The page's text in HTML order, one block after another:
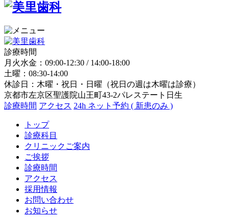
診療時間
月火水金：09:00-12:30 / 14:00-18:00
土曜：08:30-14:00
休診日：木曜・祝日・日曜（祝日の週は木曜は診療）
京都市左京区聖護院山王町43-2パレステート日生
診療時間 アクセス 24h ネット予約 ( 新患のみ )
トップ
診療科目
クリニックご案内
ご挨拶
診療時間
アクセス
採用情報
お問い合わせ
お知らせ